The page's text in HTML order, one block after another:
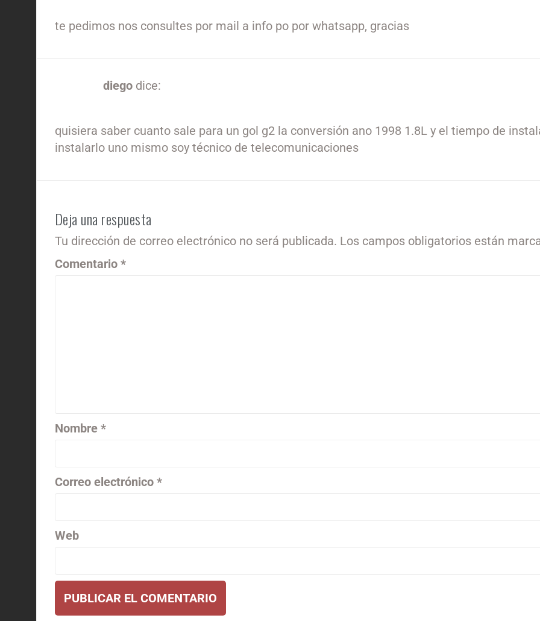
te pedimos nos consultes por mail a info po por whatsapp, gracias
diego dice:
quisiera saber cuanto sale para un gol g2 la conversión ano 1998 1.8L y el tiempo de
instalarlo uno mismo soy técnico de telecomunicaciones
Deja una respuesta
Tu dirección de correo electrónico no será publicada. Los campos obligatorios están
Comentario *
Nombre *
Correo electrónico *
Web